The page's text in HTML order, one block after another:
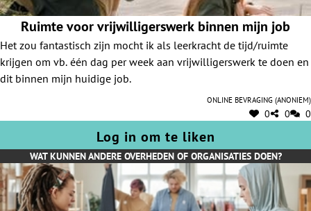
Ruimte voor vrijwilligerswerk binnen mijn job
Het zou fantastisch zijn mocht ik als leerkracht de tijd/ruimte
krijgen om vb. één dag per week aan vrijwilligerswerk te doen en
dit binnen mijn huidige job.
Online bevraging (anoniem)
0 0 0
Log in om te liken
WAT KUNNEN ANDERE OVERHEDEN OF ORGANISATIES DOEN?